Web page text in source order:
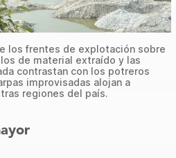
los frentes de explotación sobre
de material extraído y las
contrastan con los potreros
improvisadas alojan a
regiones del país.